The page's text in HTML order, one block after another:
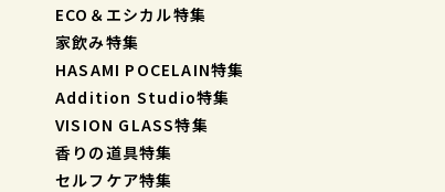
ECO＆エシカル特集
家飲み特集
HASAMI POCELAIN特集
Addition Studio特集
VISION GLASS特集
香りの道具特集
セルフケア特集